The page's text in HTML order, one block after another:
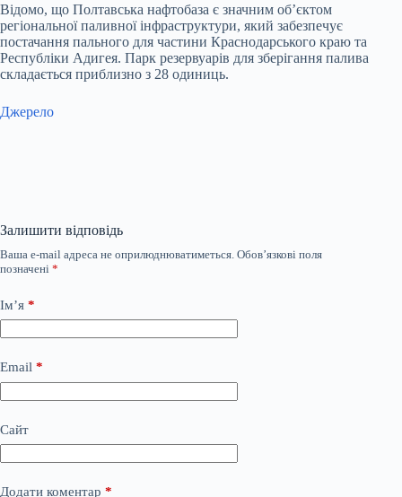
Відомо, що Полтавська нафтобаза є значним об’єктом
регіональної паливної інфраструктури, який забезпечує
постачання пального для частини Краснодарського краю та
Республіки Адигея. Парк резервуарів для зберігання палива
складається приблизно з 28 одиниць.
Джерело
Залишити відповідь
Ваша e-mail адреса не оприлюднюватиметься. Обов’язкові поля
позначені *
Ім’я *
Email *
Сайт
Додати коментар *